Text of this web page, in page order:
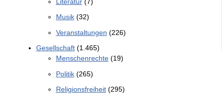
Musik(32)
Veranstaltungen (226)
Gesellschaft(1.465)
Menschenrechte(19)
Politik(265)
Religionsfreiheit(295)